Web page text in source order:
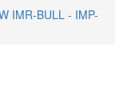
IMR-BULL - IMP-